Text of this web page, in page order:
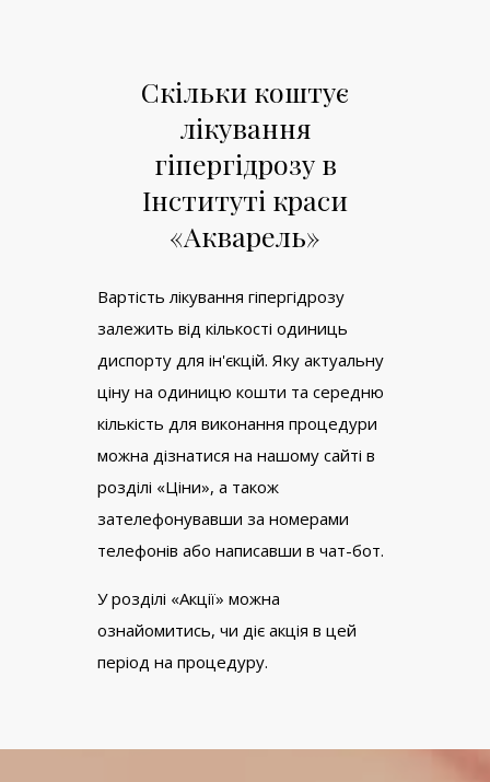
Скільки коштує
лікування
гіпергідрозу в
Інституті краси
«Акварель»
Вартість лікування гіпергідрозу
залежить від кількості одиниць
диспорту для ін'єкцій. Яку актуальну
ціну на одиницю кошти та середню
кількість для виконання процедури
можна дізнатися на нашому сайті в
розділі «Ціни», а також
зателефонувавши за номерами
телефонів або написавши в чат-бот.
У розділі «Акції» можна
ознайомитись, чи діє акція в цей
період на процедуру.